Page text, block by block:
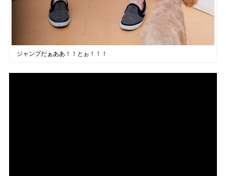
ジャンプだぁああ！！とぉ！！！